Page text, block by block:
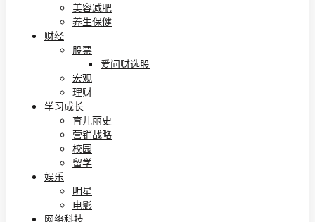
美容减肥
养生保健
财经
股票
爱问财选股
宏观
理财
学习成长
育儿丽史
营销战略
校园
留学
娱乐
明星
电影
网络科技